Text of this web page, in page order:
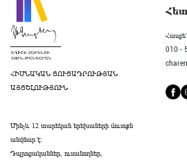
ՀԻՄՆԱԿԱՆ ՑՈՒՑԱԴՐՈՒԹՅԱՆ
ԱՅՑԵԼՈՒԹՅՈՒՆ
Մինչև 12 տարեկան երեխաների մուտքն
անվճար է։
Դպրոցականներ, ուսանողներ,
010 -